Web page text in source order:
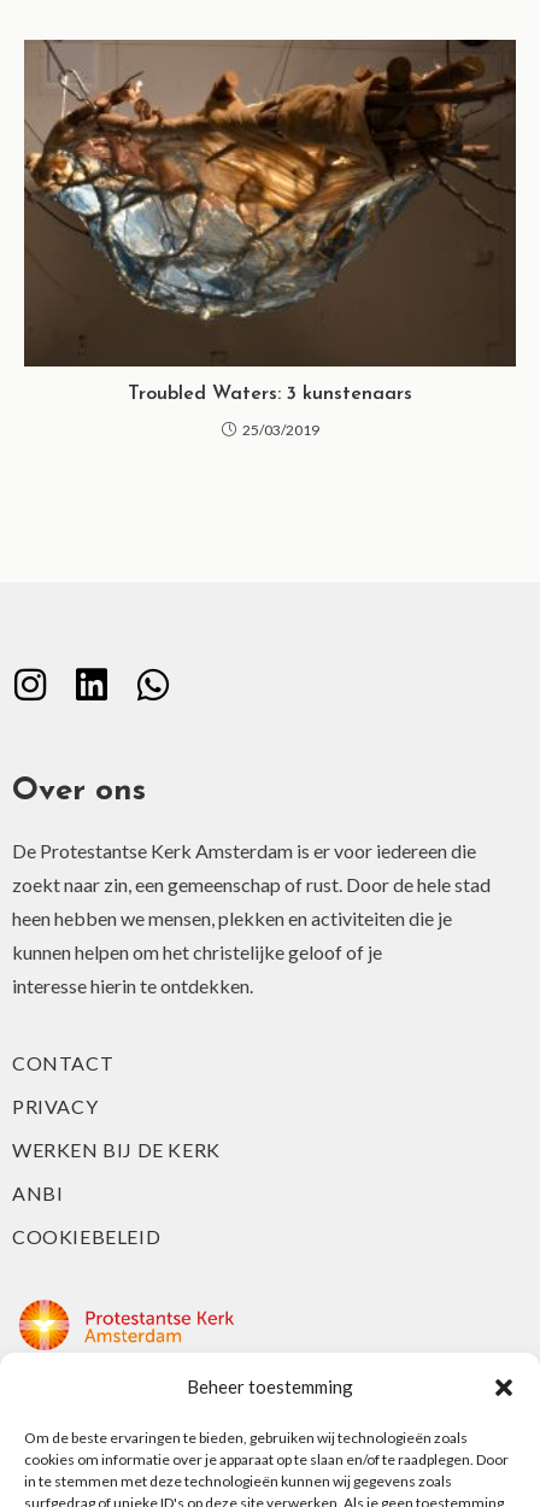
Beheer toestemming
Om de beste ervaringen te bieden, gebruiken wij technologieën zoals
cookies om informatie over je apparaat op te slaan en/of te raadplegen. Door
in te stemmen met deze technologieën kunnen wij gegevens zoals
surfgedrag of unieke ID's op deze site verwerken. Als je geen toestemming
Troubled Waters: 3 kunstenaars
25/03/2019
Over ons
De Protestantse Kerk Amsterdam is er voor iedereen die
zoekt naar zin, een gemeenschap of rust. Door de hele stad
heen hebben we mensen, plekken en activiteiten die je
kunnen helpen om het christelijke geloof of je
interesse hierin te ontdekken.
CONTACT
PRIVACY
WERKEN BIJ DE KERK
ANBI
COOKIEBELEID
Nieuwe Herengracht 18
1018 DP Amsterdam